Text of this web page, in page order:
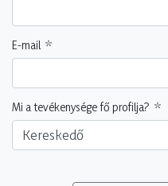
E-mail
Mi a tevékenysége fő profilja?
Kereskedő